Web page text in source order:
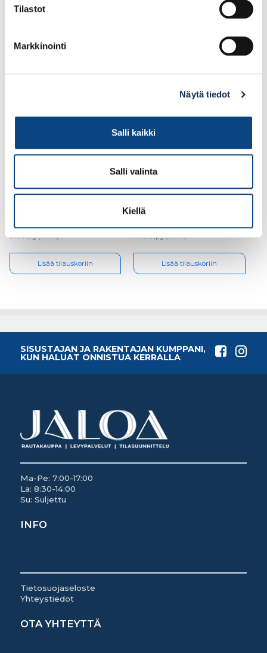
Tilastot
Markkinointi
Näytä tiedot
Salli kaikki
Salli valinta
Kiellä
Lisää tilauskoriin
TX20 x25mm 3kpl/pkt
3.19€ /pg(alv. 0%)
Lisää tilauskoriin
TX25x25mm 10kpl/pkt
14.42€ /pg(alv. 0%)
Lisää tilauskoriin
SISUSTAJAN JA RAKENTAJAN KUMPPANI,
KUN HALUAT ONNISTUA KERRALLA
Ma-Pe: 7:00-17:00
La: 8:30-14:00
Su: Suljettu
INFO
Tietosuojaseloste
Yhteystiedot
OTA YHTEYTTÄ